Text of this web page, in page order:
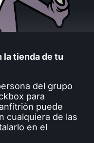
la tienda de tu
del grupo
para
puede
cualquiera de las
en el